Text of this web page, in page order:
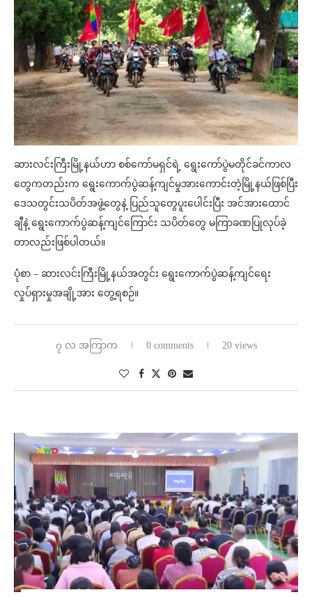
ဆားလင်းကြီးမြို့နယ်ဟာ စစ်ကော်မရှင်ရဲ့ ရွေးကော်ပွဲမတိုင်ခင်ကာလ
တွေကတည်းက ရွေးကောက်ပွဲဆန့်ကျင်မှုအားကောင်းတဲ့မြို့နယ်ဖြစ်ပြီး
ဒေသတွင်းသပိတ်အဖွဲ့တွေနဲ့ ပြည်သူတွေပူးပေါင်းပြီး အင်အားထောင်
ချီနဲ့ ရွေးကောက်ပွဲဆန့်ကျင်ကြောင်း သပိတ်တွေ မကြာခဏပြုလုပ်ခဲ့
တာလည်းဖြစ်ပါတယ်။
ပုံစာ – ဆားလင်းကြီးမြို့နယ်အတွင်း ရွေးကောက်ပွဲဆန့်ကျင်ရေး
လှုပ်ရှားမှုအချို့အား တွေ့ရစဉ်။
၇ လ အကြာက 0 comments 20 views